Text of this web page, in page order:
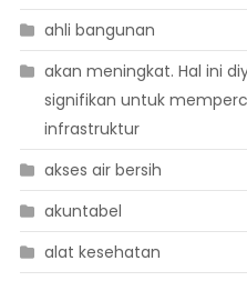
ahli bangunan
akan meningkat. Hal ini
signifikan untuk
infrastruktur
akses air bersih
akuntabel
alat kesehatan